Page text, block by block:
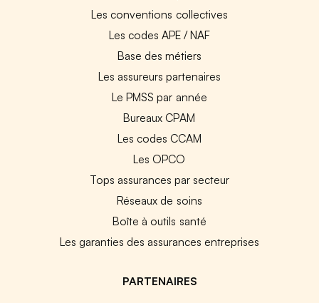
Les conventions collectives
Les codes APE / NAF
Base des métiers
Les assureurs partenaires
Le PMSS par année
Bureaux CPAM
Les codes CCAM
Les OPCO
Tops assurances par secteur
Réseaux de soins
Boîte à outils santé
Les garanties des assurances entreprises
PARTENAIRES